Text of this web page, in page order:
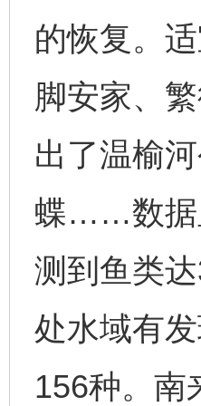
的恢复。
脚安家、
出了温榆
蝶……数据
测到鱼类
处水域有
156种。南